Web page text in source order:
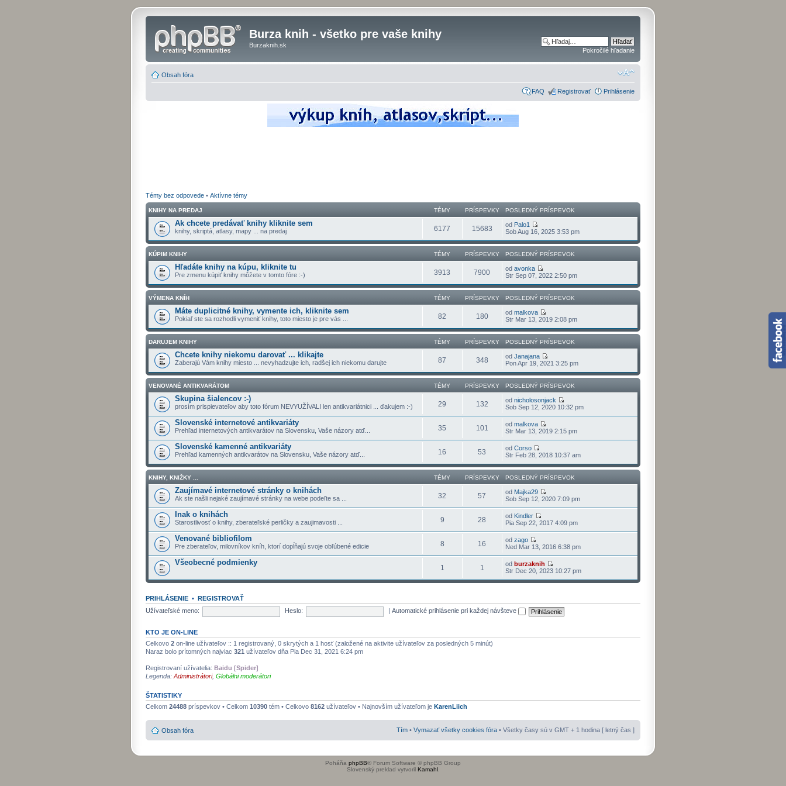
Burza knih - všetko pre vaše knihy
Burzaknih.sk
Pokročilé hľadanie
Obsah fóra
FAQ Registrovať Prihlásenie
Témy bez odpovede • Aktívne témy
KNIHY NA PREDAJ TÉMY PRÍSPEVKY POSLEDNÝ PRÍSPEVOK
Ak chcete predávať knihy kliknite sem
knihy, skriptá, atlasy, mapy ... na predaj 6177 15683 od Palo1
Sob Aug 16, 2025 3:53 pm
KÚPIM KNIHY TÉMY PRÍSPEVKY POSLEDNÝ PRÍSPEVOK
Hľadáte knihy na kúpu, kliknite tu
Pre zmenu kúpiť knihy môžete v tomto fóre :-) 3913 7900 od avonka
Str Sep 07, 2022 2:50 pm
VÝMENA KNÍH TÉMY PRÍSPEVKY POSLEDNÝ PRÍSPEVOK
Máte duplicitné knihy, vymente ich, kliknite sem
Pokiaľ ste sa rozhodli vymeniť knihy, toto miesto je pre vás ... 82 180 od malkova
Str Mar 13, 2019 2:08 pm
DARUJEM KNIHY TÉMY PRÍSPEVKY POSLEDNÝ PRÍSPEVOK
Chcete knihy niekomu darovať ... klikajte
Zaberajú Vám knihy miesto ... nevyhadzujte ich, radšej ich niekomu darujte 87 348 od Janajana
Pon Apr 19, 2021 3:25 pm
VENOVANÉ ANTIKVARÁTOM TÉMY PRÍSPEVKY POSLEDNÝ PRÍSPEVOK
Skupina šialencov :-)
prosím prispievateľov aby toto fórum NEVYUŽÍVALI len antikvariátnici ... ďakujem :-) 29 132 od nicholosonjack
Sob Sep 12, 2020 10:32 pm
Slovenské internetové antikvariáty
Prehľad internetových antikvarátov na Slovensku, Vaše názory atď... 35 101 od malkova
Str Mar 13, 2019 2:15 pm
Slovenské kamenné antikvariáty
Prehľad kamenných antikvarátov na Slovensku, Vaše názory atď... 16 53 od Corso
Str Feb 28, 2018 10:37 am
KNIHY, KNIŽKY ... TÉMY PRÍSPEVKY POSLEDNÝ PRÍSPEVOK
Zaujímavé internetové stránky o knihách
Ak ste našli nejaké zaujímavé stránky na webe podeľte sa ... 32 57 od Majka29
Sob Sep 12, 2020 7:09 pm
Inak o knihách
Starostlivosť o knihy, zberateľské perličky a zaujimavosti ... 9 28 od Kindler
Pia Sep 22, 2017 4:09 pm
Venované bibliofilom
Pre zberateľov, milovníkov kníh, ktorí dopĺňajú svoje obľúbené edicie 8 16 od zago
Ned Mar 13, 2016 6:38 pm
Všeobecné podmienky
1 1 od burzaknih
Str Dec 20, 2023 10:27 pm
PRIHLÁSENIE • REGISTROVAŤ
Užívateľské meno:
Heslo: Automatické prihlásenie pri každej návšteve
KTO JE ON-LINE
Celkovo 2 on-line užívateľov :: 1 registrovaný, 0 skrytých a 1 hosť (založené na aktivite užívateľov za posledných 5 minút)
Naraz bolo prítomných najviac 321 užívateľov dňa Pia Dec 31, 2021 6:24 pm
Registrovaní užívatelia: Baidu [Spider]
Legenda: Administrátori, Globálni moderátori
ŠTATISTIKY
Celkom 24488 príspevkov • Celkom 10390 tém • Celkovo 8162 užívateľov • Najnovším užívateľom je KarenLiich
Obsah fóra Tím • Vymazať všetky cookies fóra • Všetky časy sú v GMT + 1 hodina [ letný čas ]
Poháňa phpBB® Forum Software © phpBB Group
Slovenský preklad vytvoril Kamahl.